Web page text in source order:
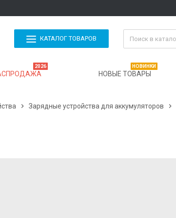
КАТАЛОГ ТОВАРОВ
2026
НОВЫЕ ТОВАРЫ
НОВИНКИ
 Зарядные устройства для аккумуляторов 